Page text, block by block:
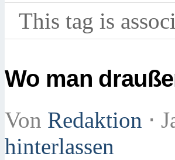
This tag is
Wo man
Von Redaktion ⋅
hinterlassen